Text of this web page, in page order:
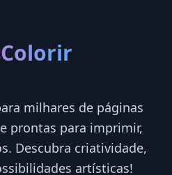
milhares de páginas
prontas para imprimir,
Descubra criatividade,
artísticas!